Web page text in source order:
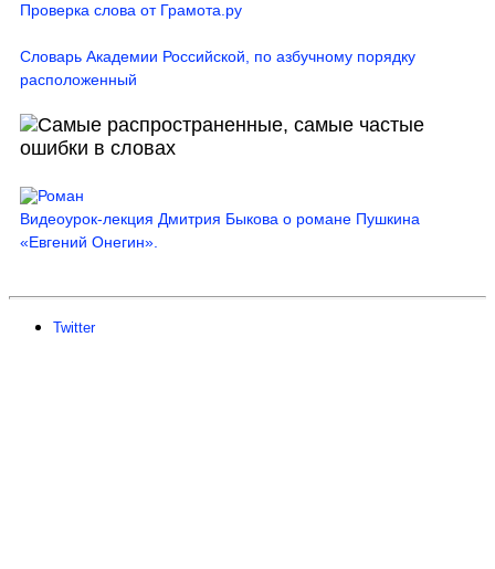
Проверка слова от Грамота.ру
Словарь Академии Российской, по азбучному порядку
расположенный
Видеоурок-лекция Дмитрия Быкова о романе Пушкина
«Евгений Онегин».
Twitter